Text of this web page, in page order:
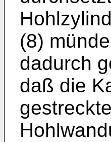
(8)
dadurch
daß die